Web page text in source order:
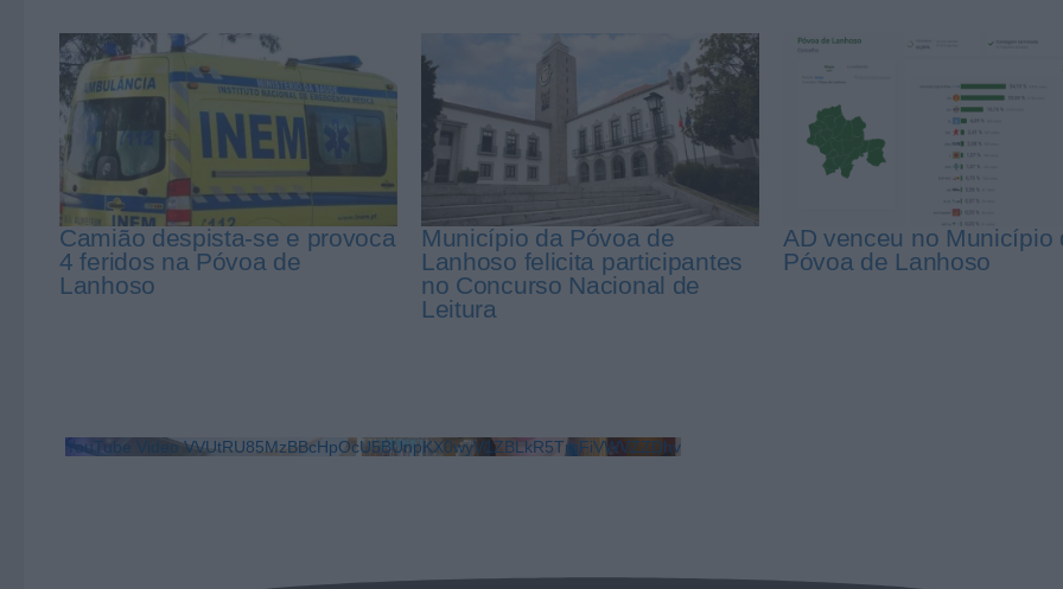
Camião despista-se e provoca
4 feridos na Póvoa de
Lanhoso
Município da Póvoa de
Lanhoso felicita participantes
no Concurso Nacional de
Leitura
AD venceu no Município
Póvoa de Lanhoso
YouTube Video VVUtRU85MzBBcHpOcU5BUnpKX0wyV1ZBLkR5TmFiVWVZZDhv